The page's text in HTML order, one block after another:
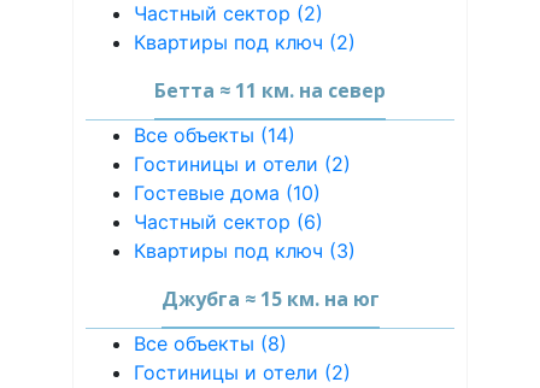
Частный сектор (2)
Квартиры под ключ (2)
Бетта ≈ 11 км. на север
Все объекты (14)
Гостиницы и отели (2)
Гостевые дома (10)
Частный сектор (6)
Квартиры под ключ (3)
Джубга ≈ 15 км. на юг
Все объекты (8)
Гостиницы и отели (2)